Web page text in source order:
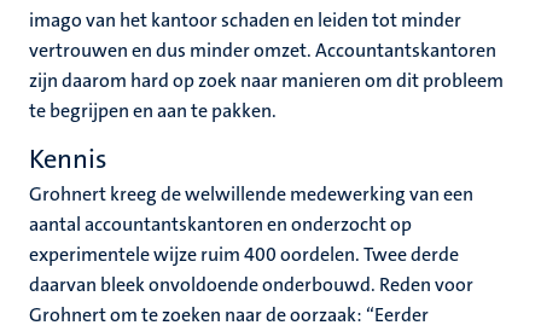
imago van het kantoor schaden en leiden tot minder
vertrouwen en dus minder omzet. Accountantskantoren
zijn daarom hard op zoek naar manieren om dit probleem
te begrijpen en aan te pakken.
Kennis
Grohnert kreeg de welwillende medewerking van een
aantal accountantskantoren en onderzocht op
experimentele wijze ruim 400 oordelen. Twee derde
daarvan bleek onvoldoende onderbouwd. Reden voor
Grohnert om te zoeken naar de oorzaak: “Eerder